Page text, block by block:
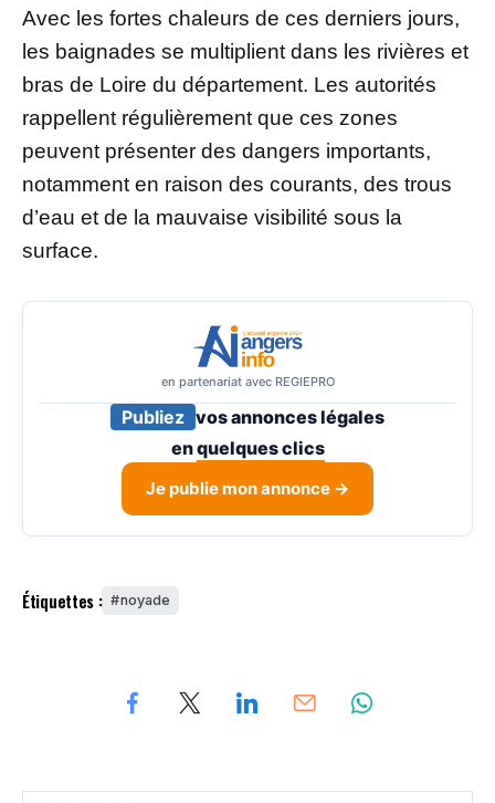
Avec les fortes chaleurs de ces derniers jours,
les baignades se multiplient dans les rivières et
bras de Loire du département. Les autorités
rappellent régulièrement que ces zones
peuvent présenter des dangers importants,
notamment en raison des courants, des trous
d’eau et de la mauvaise visibilité sous la
surface.
en partenariat avec REGIEPRO
Publiez vos annonces légales
enquelques clics
Je publie mon annonce →
Étiquettes : noyade